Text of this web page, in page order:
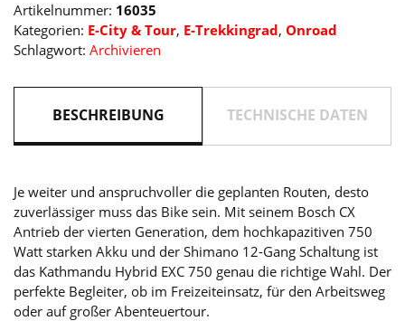
750
Menge
Artikelnummer: 16035
Kategorien: E-City & Tour, E-Trekkingrad, Onroad
Schlagwort: Archivieren
BESCHREIBUNG TECHNISCHE DATEN
Je weiter und anspruchvoller die geplanten Routen, desto
zuverlässiger muss das Bike sein. Mit seinem Bosch CX
Antrieb der vierten Generation, dem hochkapazitiven 750
Watt starken Akku und der Shimano 12-Gang Schaltung ist
das Kathmandu Hybrid EXC 750 genau die richtige Wahl. Der
perfekte Begleiter, ob im Freizeiteinsatz, für den Arbeitsweg
oder auf großer Abenteuertour.